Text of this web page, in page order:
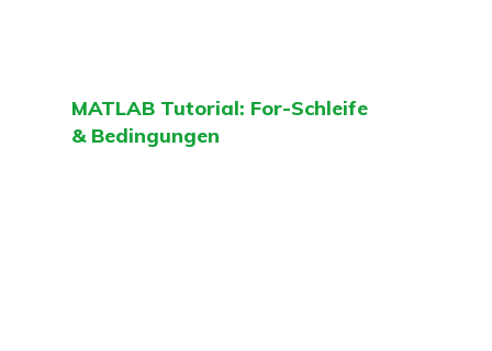
MATLAB Tutorial: For-Schleife
& Bedingungen